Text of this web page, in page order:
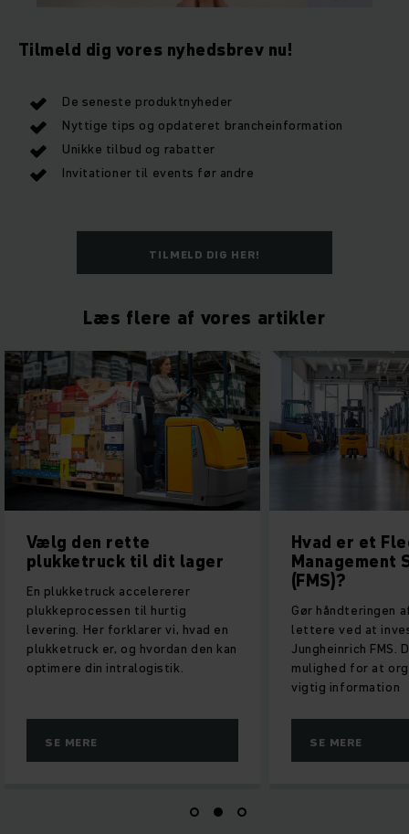
Tilmeld dig vores nyhedsbrev nu!
De seneste produktnyheder
Nyttige tips og opdateret brancheinformation
Unikke tilbud og rabatter
Invitationer til events før andre
TILMELD DIG HER!
Læs flere af vores artikler
Vælg den rette
plukketruck til dit lager
En plukketruck accelererer
plukkeprocessen til hurtig
levering. Her forklarer vi, hvad en
plukketruck er, og hvordan den kan
optimere din intralogistik.
SE MERE
Hvad er et
Management
(FMS)?
Gør håndteringen
lettere ved at
Jungheinrich FMS.
mulighed for at
vigtig information
SE MERE